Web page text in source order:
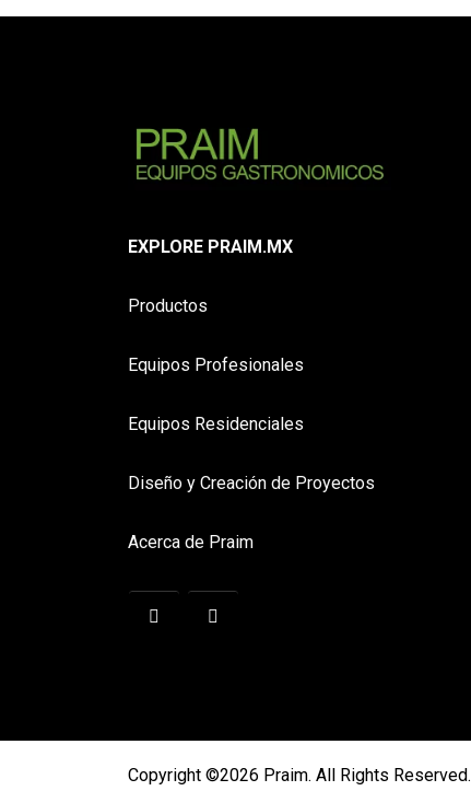
EXPLORE PRAIM.MX
Productos
Equipos Profesionales
Equipos Residenciales
Diseño y Creación de Proyectos
Acerca de Praim
Copyright ©2026 Praim. All Rights Reserved.